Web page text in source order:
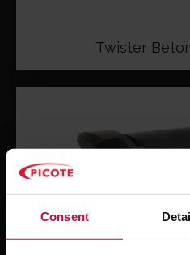
Consent
Twister